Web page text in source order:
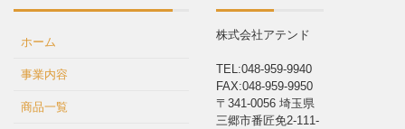
ホーム
事業内容
商品一覧
株式会社アテンド
TEL:048-959-9940
FAX:048-959-9950
〒341-0056 埼玉県
三郷市番匠免2-111-